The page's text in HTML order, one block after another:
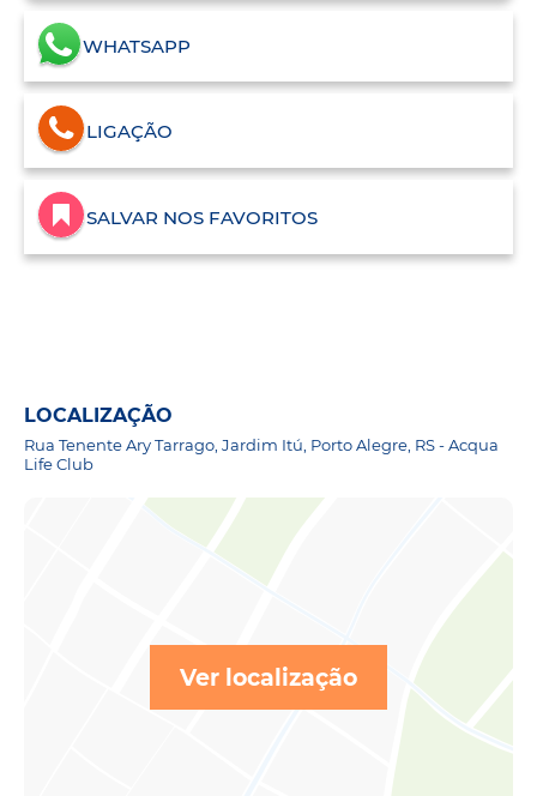
WHATSAPP
LIGAÇÃO
SALVAR NOS FAVORITOS
LOCALIZAÇÃO
Rua Tenente Ary Tarrago, Jardim Itú, Porto Alegre, RS - Acqua
Life Club
Ver localização